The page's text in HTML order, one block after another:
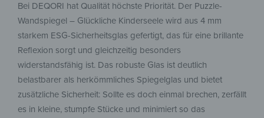
Bei DEQORI hat Qualität höchste Priorität. Der Puzzle-
Wandspiegel – Glückliche Kinderseele wird aus 4 mm
starkem ESG-Sicherheitsglas gefertigt, das für eine brillante
Reflexion sorgt und gleichzeitig besonders
widerstandsfähig ist. Das robuste Glas ist deutlich
belastbarer als herkömmliches Spiegelglas und bietet
zusätzliche Sicherheit: Sollte es doch einmal brechen, zerfällt
es in kleine, stumpfe Stücke und minimiert so das